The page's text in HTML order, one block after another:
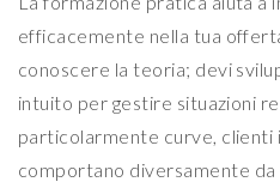
efficacemente nella tua
conoscere la teoria; devi
intuito per gestire situazioni
particolarmente curve,
comportano diversamente